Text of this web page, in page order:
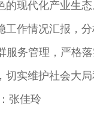
现代化产业生态
情况汇报，分
务管理，严格
实维护社会大局
张佳玲